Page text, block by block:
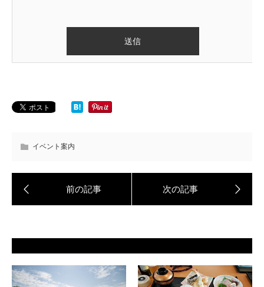
イベント案内